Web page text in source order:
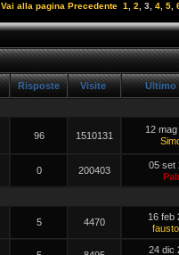
Vai alla pagina Precedente 1 2 3 4 5
Risposte Visite Ultimo
96 1510131
12
0 200403
05 set
5 4470
16 feb
24 dic